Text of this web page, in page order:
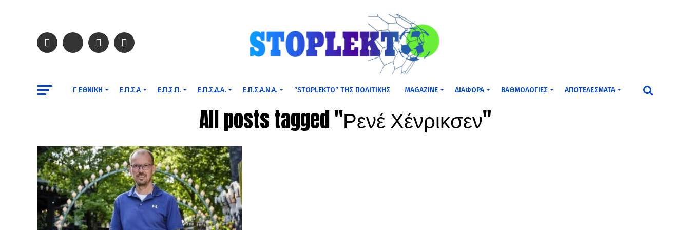
Γ ΕΘΝΙΚΉ Ε.Π.Σ.Α Ε.Π.Σ.Π. Ε.Π.Σ.Δ.Α. Ε.Π.Σ.Α.Ν.Α. ”STOPLEKTO” ΤΗΣ ΠΟΛΙΤΙΚΗΣ MAGAZINE ΔΙΆΦΟΡΑ ΒΑΘΜΟΛΟΓΊΕΣ ΑΠΟΤΕΛΈΣΜΑΤΑ
All posts tagged "Ρενέ Χένρικσεν"